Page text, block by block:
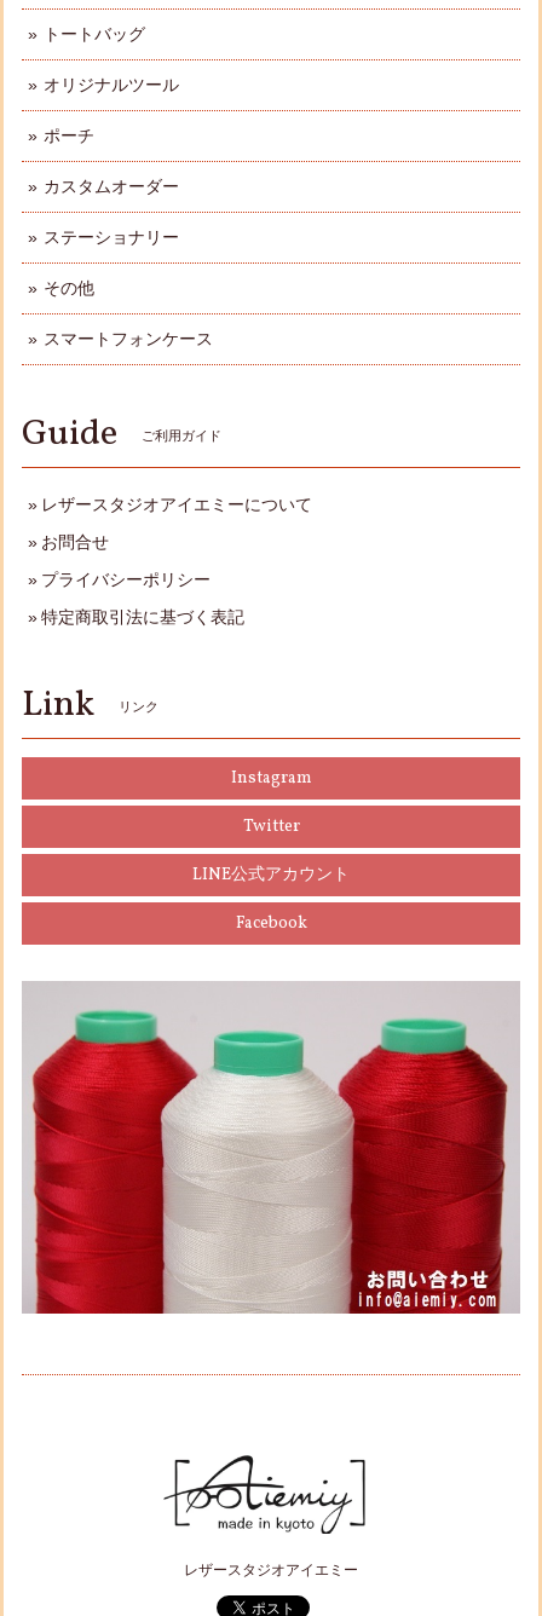
トートバッグ
オリジナルツール
ポーチ
カスタムオーダー
ステーショナリー
その他
スマートフォンケース
Guide ご利用ガイド
レザースタジオアイエミーについて
お問合せ
プライバシーポリシー
特定商取引法に基づく表記
Link リンク
Instagram
Twitter
LINE公式アカウント
Facebook
レザースタジオアイエミー